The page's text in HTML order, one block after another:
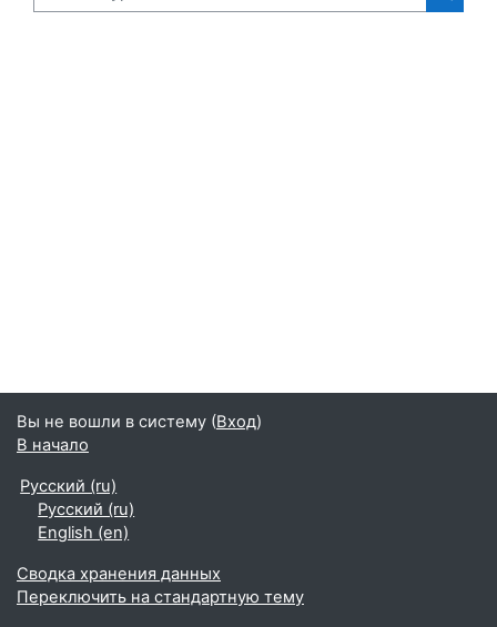
Поиск
Вы не вошли в систему (Вход)
В начало
Русский ‎(ru)‎
Русский ‎(ru)‎
English ‎(en)‎
Сводка хранения данных
Переключить на стандартную тему